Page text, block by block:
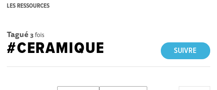
LES RESSOURCES
Tagué 3fois
SUIVRE
#CERAMIQUE